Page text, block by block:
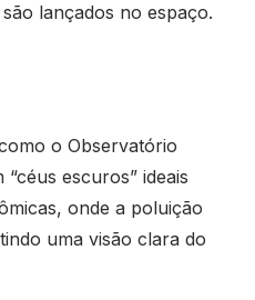
lançados no espaço.
o Observatório
escuros” ideais
onde a poluição
uma visão clara do